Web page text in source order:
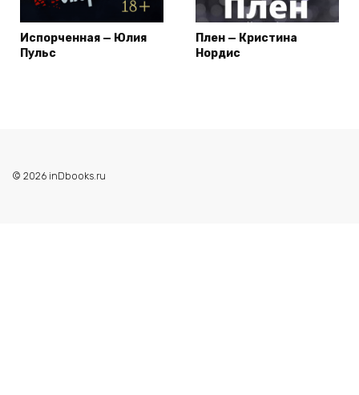
Испорченная — Юлия
Пульс
Плен — Кристина
Нордис
© 2026 inDbooks.ru